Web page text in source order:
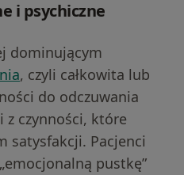
i psychiczne
dominującym
, czyli całkowita lub
do odczuwania
z czynności, które
satysfakcji. Pacjenci
pustkę”